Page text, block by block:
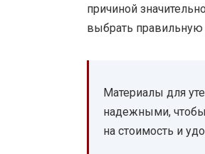
причиной
выбрать правильную
Материалы для
надежными, чтобы
на стоимость и